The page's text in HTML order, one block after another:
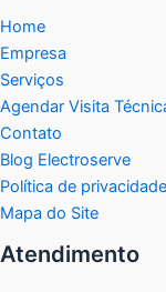
Home
Empresa
Serviços
Agendar Visita
Contato
Blog Electroserve
Política de privacidade
Mapa do Site
Atendimento